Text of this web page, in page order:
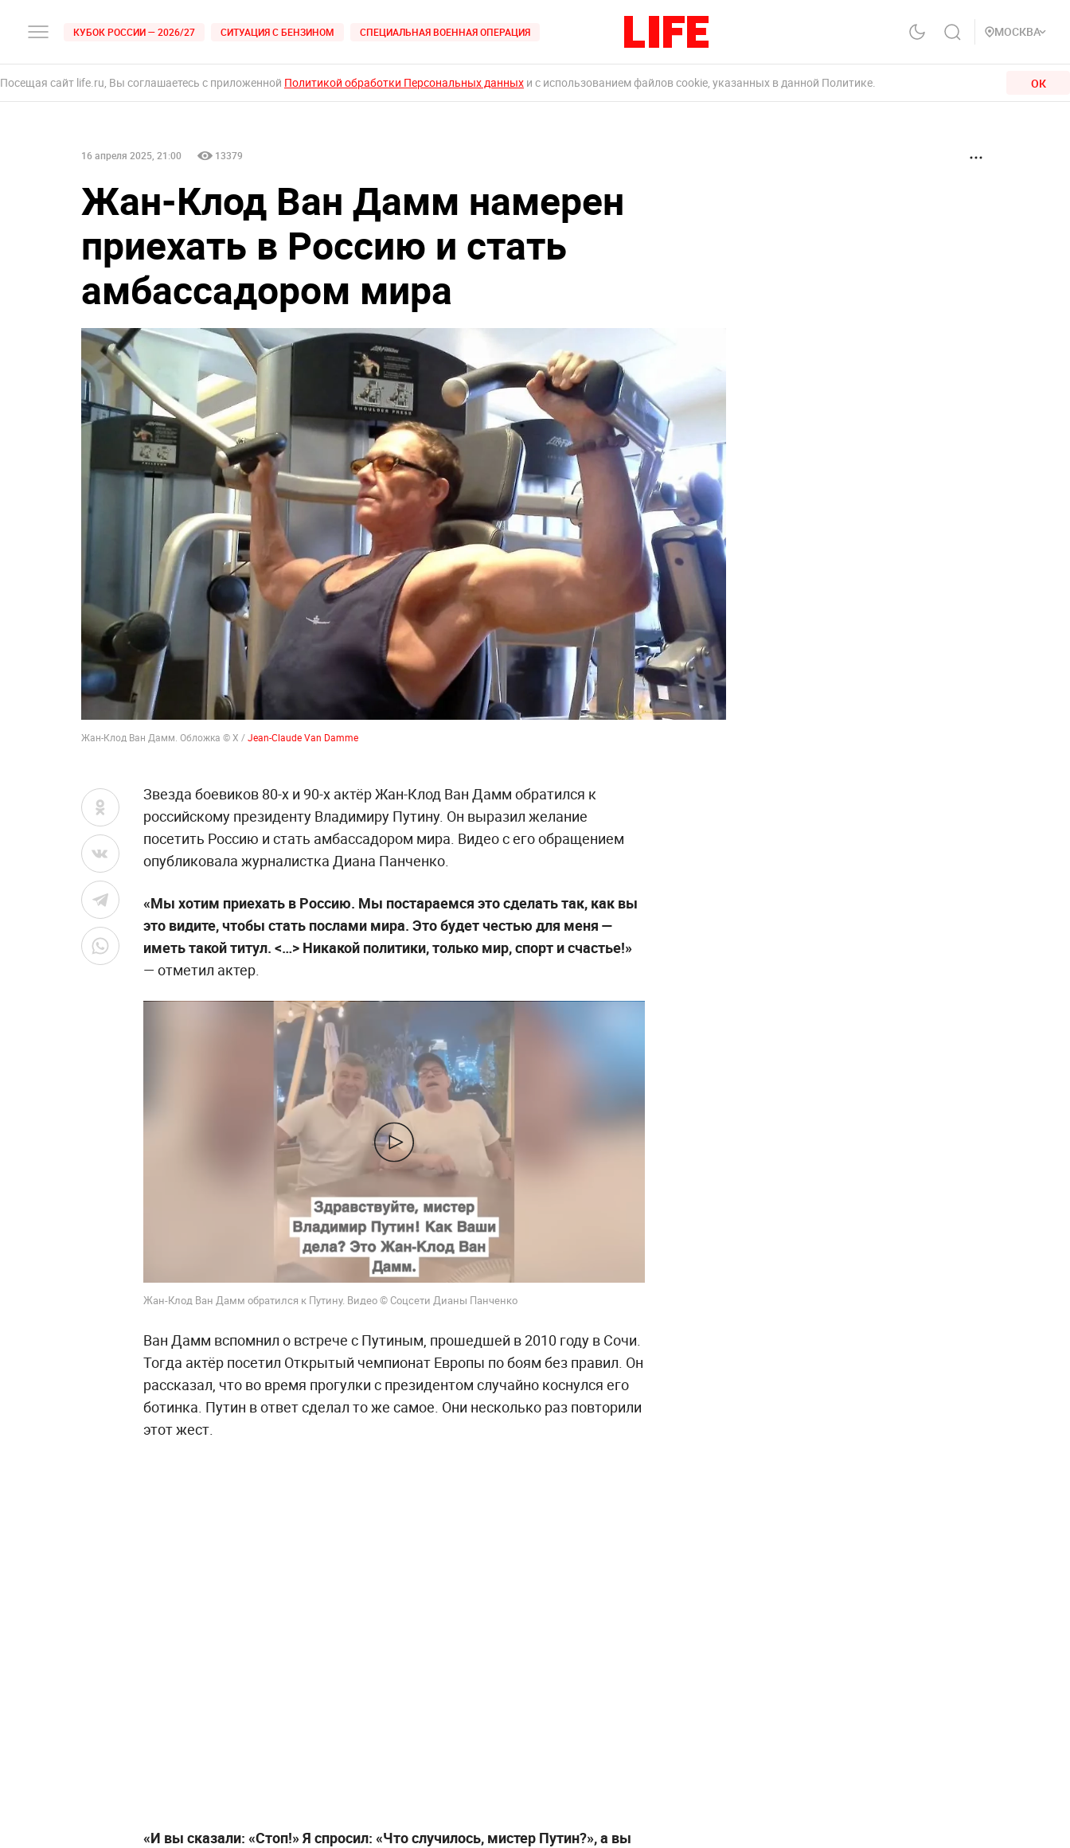
КУБОК РОССИИ — 2026/27 СИТУАЦИЯ С БЕНЗИНОМ СПЕЦИАЛЬНАЯ ВОЕННАЯ ОПЕРАЦИЯ МОСКВА
Посещая сайт life.ru, Вы соглашаетесь с приложенной Политикой обработки Персональных данных и с использованием файлов cookie, указанных в данной Политике. ОК
16 апреля 2025, 21:00 13379
Жан-Клод Ван Дамм намерен
приехать в Россию и стать
амбассадором мира
Жан-Клод Ван Дамм. Обложка © X /Jean-Claude Van Damme
Звезда боевиков 80-х и 90-х актёр Жан-Клод Ван Дамм обратился к
российскому президенту Владимиру Путину. Он выразил желание
посетить Россию и стать амбассадором мира. Видео с его обращением
опубликовала журналистка Диана Панченко.
«Мы хотим приехать в Россию. Мы постараемся это сделать так, как вы
это видите, чтобы стать послами мира. Это будет честью для меня —
иметь такой титул. <…> Никакой политики, только мир, спорт и счастье!»
— отметил актер.
Жан-Клод Ван Дамм обратился к Путину. Видео © Соцсети Дианы Панченко
Ван Дамм вспомнил о встрече с Путиным, прошедшей в 2010 году в Сочи.
Тогда актёр посетил Открытый чемпионат Европы по боям без правил. Он
рассказал, что во время прогулки с президентом случайно коснулся его
ботинка. Путин в ответ сделал то же самое. Они несколько раз повторили
этот жест.
«И вы сказали: «Стоп!» Я спросил: «Что случилось, мистер Путин?», а вы